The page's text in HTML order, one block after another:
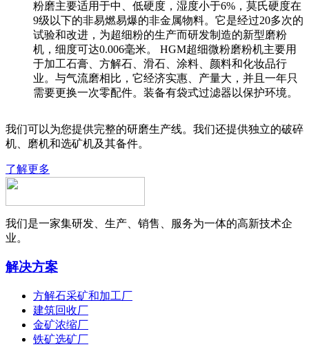
粉磨主要适用于中、低硬度，湿度小于6%，莫氏硬度在
9级以下的非易燃易爆的非金属物料。它是经过20多次的
试验和改进，为超细粉的生产而研发制造的新型磨粉
机，细度可达0.006毫米。 HGM超细微粉磨粉机主要用
于加工石膏、方解石、滑石、涂料、颜料和化妆品行
业。与气流磨相比，它经济实惠、产量大，并且一年只
需要更换一次零配件。装备有袋式过滤器以保护环境。
我们可以为您提供完整的研磨生产线。我们还提供独立的破碎
机、磨机和选矿机及其备件。
了解更多
我们是一家集研发、生产、销售、服务为一体的高新技术企
业。
解决方案
方解石采矿和加工厂
建筑回收厂
金矿浓缩厂
铁矿选矿厂